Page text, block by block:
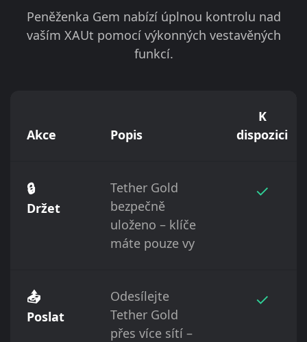
Peněženka Gem nabízí úplnou kontrolu nad
vaším XAUt pomocí výkonných vestavěných
funkcí.
Akce Popis
K
dispozici
🔒
Držet
Tether Gold
bezpečně
uloženo – klíče
máte pouze vy
✓
📤
Poslat
Odesílejte
Tether Gold
přes více sítí –
✓